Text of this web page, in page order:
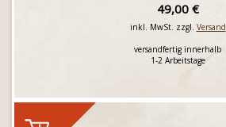
49,00 €
inkl. MwSt. zzgl. Versand
versandfertig innerhalb
1-2 Arbeitstage